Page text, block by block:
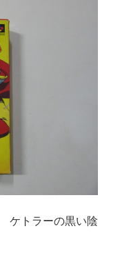
ケトラーの黒い陰